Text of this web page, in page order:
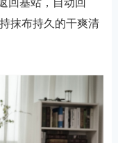
抹布持久的干爽清